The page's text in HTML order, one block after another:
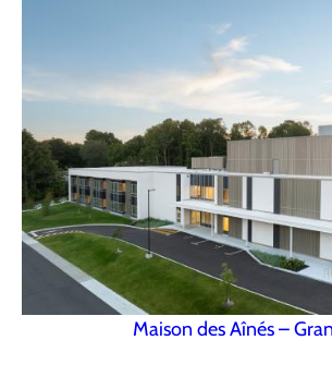
Maison des Aînés –